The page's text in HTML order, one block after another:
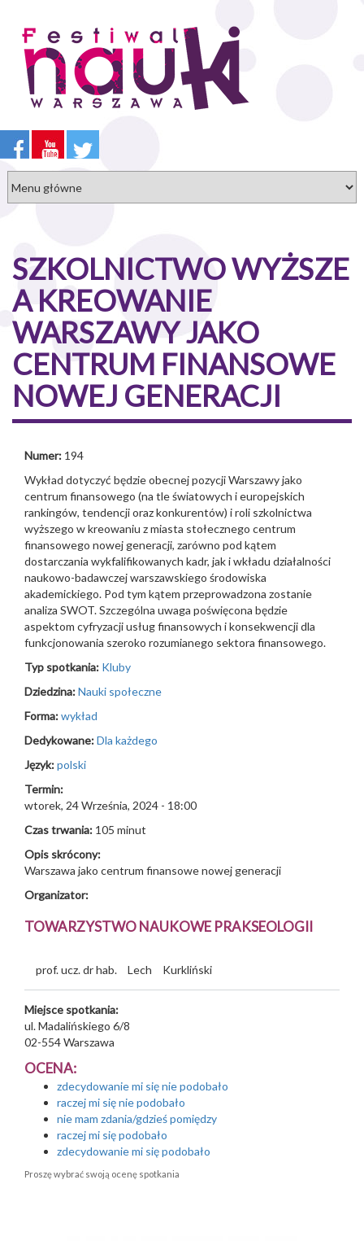
treści
SZKOLNICTWO WYŻSZE
A KREOWANIE
WARSZAWY JAKO
CENTRUM FINANSOWE
NOWEJ GENERACJI
Numer: 194
Wykład dotyczyć będzie obecnej pozycji Warszawy jako
centrum finansowego (na tle światowych i europejskich
rankingów, tendencji oraz konkurentów) i roli szkolnictwa
wyższego w kreowaniu z miasta stołecznego centrum
finansowego nowej generacji, zarówno pod kątem
dostarczania wykfalifikowanych kadr, jak i wkładu działalności
naukowo-badawczej warszawskiego środowiska
akademickiego. Pod tym kątem przeprowadzona zostanie
analiza SWOT. Szczególna uwaga poświęcona będzie
aspektom cyfryzacji usług finansowych i konsekwencji dla
funkcjonowania szeroko rozumianego sektora finansowego.
Typ spotkania: Kluby
Dziedzina:Nauki społeczne
Forma:wykład
Dedykowane:Dla każdego
Język:polski
Termin:
wtorek, 24 Września, 2024 - 18:00
Czas trwania: 105 minut
Opis skrócony:
Warszawa jako centrum finansowe nowej generacji
Organizator:
TOWARZYSTWO NAUKOWE PRAKSEOLOGII
prof. ucz. dr hab. Lech Kurkliński
Miejsce spotkania:
ul. Madalińskiego 6/8
02-554Warszawa
OCENA:
zdecydowanie mi się nie podobało
raczej mi się nie podobało
nie mam zdania/gdzieś pomiędzy
raczej mi się podobało
zdecydowanie mi się podobało
Proszę wybrać swoją ocenę spotkania